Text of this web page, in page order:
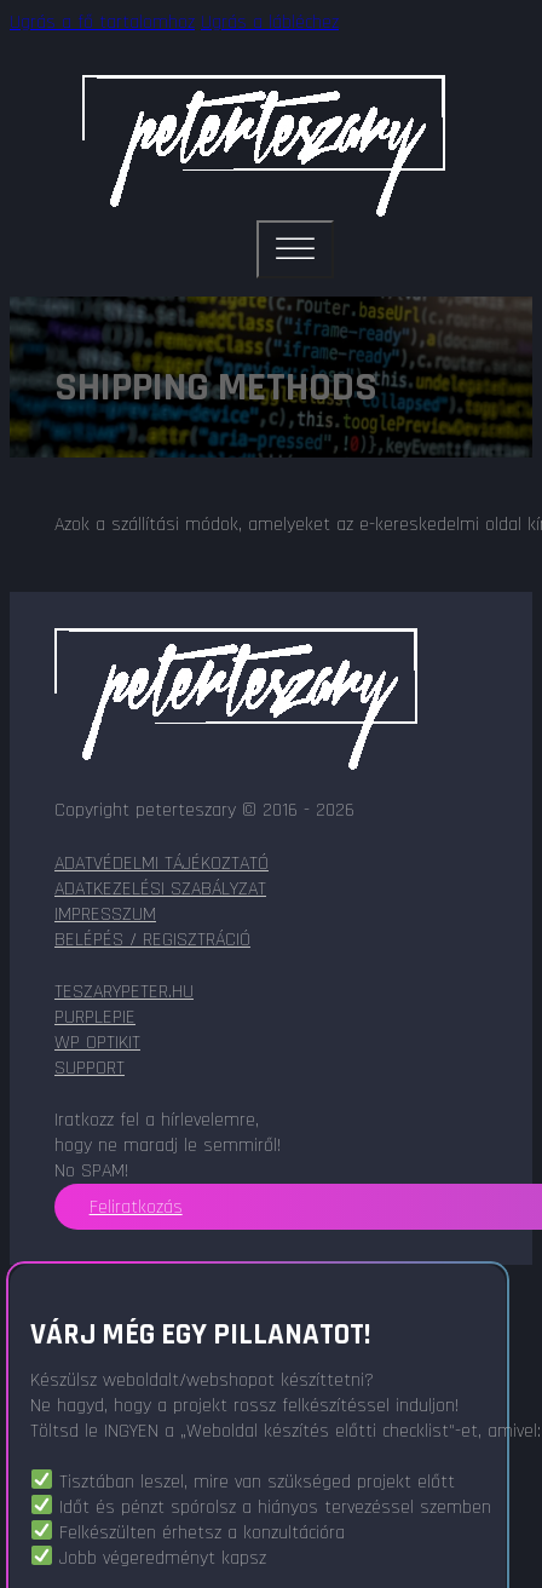
Ugrás a fő tartalomhoz Ugrás a lábléchez
SHIPPING METHODS
Azok a szállítási módok, amelyeket az e-kereskedelmi oldal
Copyright peterteszary © 2016 - 2026
ADATVÉDELMI TÁJÉKOZTATÓ
ADATKEZELÉSI SZABÁLYZAT
IMPRESSZUM
BELÉPÉS / REGISZTRÁCIÓ
TESZARYPETER.HU
PURPLEPIE
WP OPTIKIT
SUPPORT
Iratkozz fel a hírlevelemre,
hogy ne maradj le semmiről!
No SPAM!
Feliratkozás
VÁRJ MÉG EGY PILLANATOT!
Készülsz weboldalt/webshopot készíttetni?
Ne hagyd, hogy a projekt rossz felkészítéssel induljon!
Töltsd le INGYEN a „Weboldal készítés előtti checklist"-et, amivel:
Tisztában leszel, mire van szükséged projekt előtt
Időt és pénzt spórolsz a hiányos tervezéssel szemben
Felkészülten érhetsz a konzultációra
Jobb végeredményt kapsz